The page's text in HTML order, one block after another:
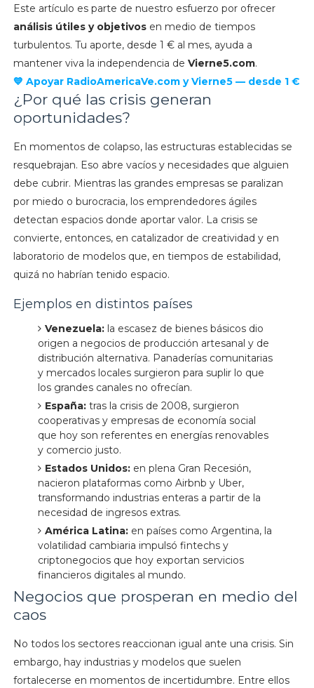
Este artículo es parte de nuestro esfuerzo por ofrecer
análisis útiles y objetivosen medio de tiempos
turbulentos. Tu aporte, desde 1 € al mes, ayuda a
mantener viva la independencia de Vierne5.com.
💙 Apoyar RadioAmericaVe.com y Vierne5 — desde 1 €
¿Por qué las crisis generan
oportunidades?
En momentos de colapso, las estructuras establecidas se
resquebrajan. Eso abre vacíos y necesidades que alguien
debe cubrir. Mientras las grandes empresas se paralizan
por miedo o burocracia, los emprendedores ágiles
detectan espacios donde aportar valor. La crisis se
convierte, entonces, en catalizador de creatividad y en
laboratorio de modelos que, en tiempos de estabilidad,
quizá no habrían tenido espacio.
Ejemplos en distintos países
Venezuela:la escasez de bienes básicos dio
origen a negocios de producción artesanal y de
distribución alternativa. Panaderías comunitarias
y mercados locales surgieron para suplir lo que
los grandes canales no ofrecían.
España:tras la crisis de 2008, surgieron
cooperativas y empresas de economía social
que hoy son referentes en energías renovables
y comercio justo.
Estados Unidos:en plena Gran Recesión,
nacieron plataformas como Airbnb y Uber,
transformando industrias enteras a partir de la
necesidad de ingresos extras.
América Latina:en países como Argentina, la
volatilidad cambiaria impulsó fintechs y
criptonegocios que hoy exportan servicios
financieros digitales al mundo.
Negocios que prosperan en medio del
caos
No todos los sectores reaccionan igual ante una crisis. Sin
embargo, hay industrias y modelos que suelen
fortalecerse en momentos de incertidumbre. Entre ellos